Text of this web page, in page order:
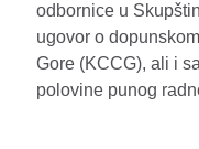
odbornice u
ugovor o
Gore (KCCG), ali i
polovine punog